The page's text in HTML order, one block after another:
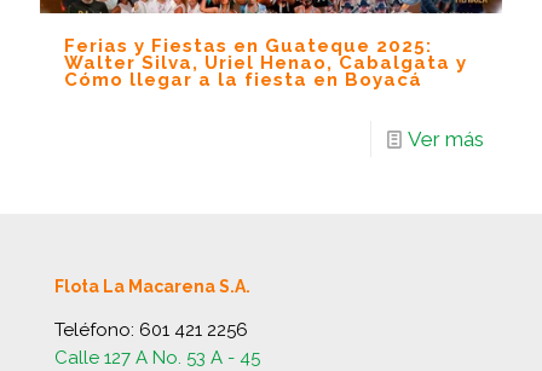
Ferias y Fiestas en Guateque 2025:
Walter Silva, Uriel Henao, Cabalgata y
Cómo llegar a la fiesta en Boyacá
Ver más
Flota La Macarena S.A.
Teléfono: 601 421 2256
Calle 127 A No. 53 A - 45